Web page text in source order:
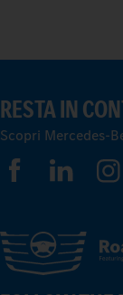
RESTA IN
Scopri Mercedes-